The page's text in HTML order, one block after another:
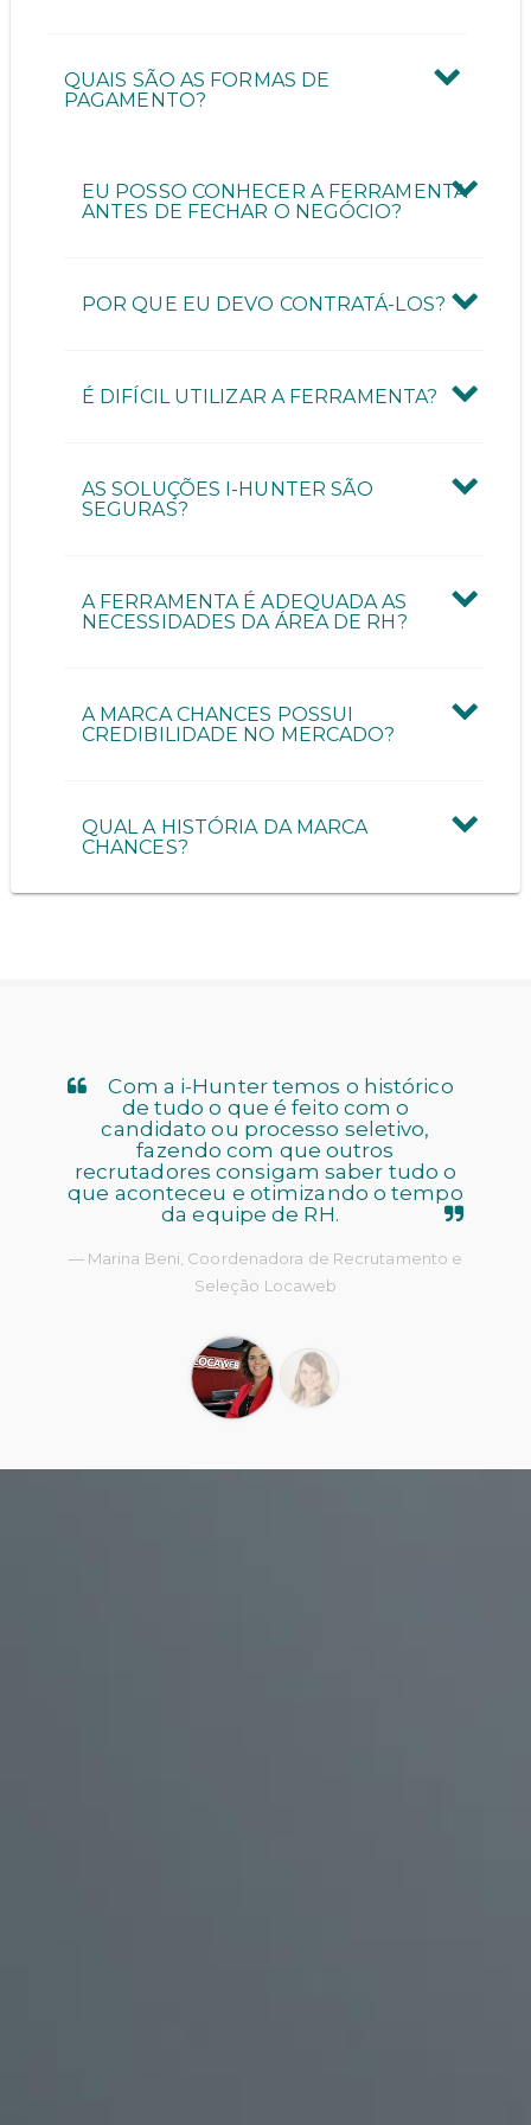
QUAIS SÃO AS FORMAS DE
PAGAMENTO?
EU POSSO CONHECER A FERRAMENTA
ANTES DE FECHAR O NEGÓCIO?
POR QUE EU DEVO CONTRATÁ-LOS?
É DIFÍCIL UTILIZAR A FERRAMENTA?
AS SOLUÇÕES I-HUNTER SÃO
SEGURAS?
A FERRAMENTA É ADEQUADA AS
NECESSIDADES DA ÁREA DE RH?
A MARCA CHANCES POSSUI
CREDIBILIDADE NO MERCADO?
QUAL A HISTÓRIA DA MARCA
CHANCES?
Com a i-Hunter temos o histórico
de tudo o que é feito com o
candidato ou processo seletivo,
fazendo com que outros
recrutadores consigam saber tudo o
que aconteceu e otimizando o tempo
da equipe de RH.
Marina Beni, Coordenadora de Recrutamento e
Seleção Locaweb